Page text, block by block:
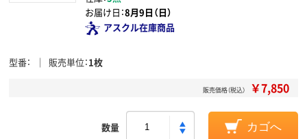
お届け日：8月9日（日）
アスクル在庫商品
型番 販売単位 1枚
販売価格（税込） ￥7,850
数量 カゴへ